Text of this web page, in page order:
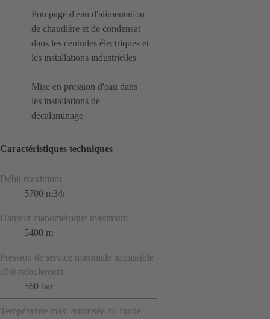
Pompage d'eau d'alimentation
de chaudière et de condensat
dans les centrales électriques et
les installations industrielles
Mise en pression d'eau dans
les installations de
décalaminage
Caractéristiques techniques
Débit maximum
5700 m3/h
Hauteur manométrique maximum
5400 m
Pression de service maximale admissible
côté refoulement
560 bar
Température max. autorisée du fluide